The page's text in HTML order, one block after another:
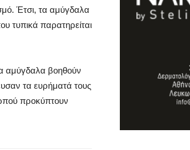
Έτσι, τα αμύγδαλα
τυπικά παρατηρείται
αμύγδαλα βοηθούν
τα ευρήματά τους
προκύπτουν